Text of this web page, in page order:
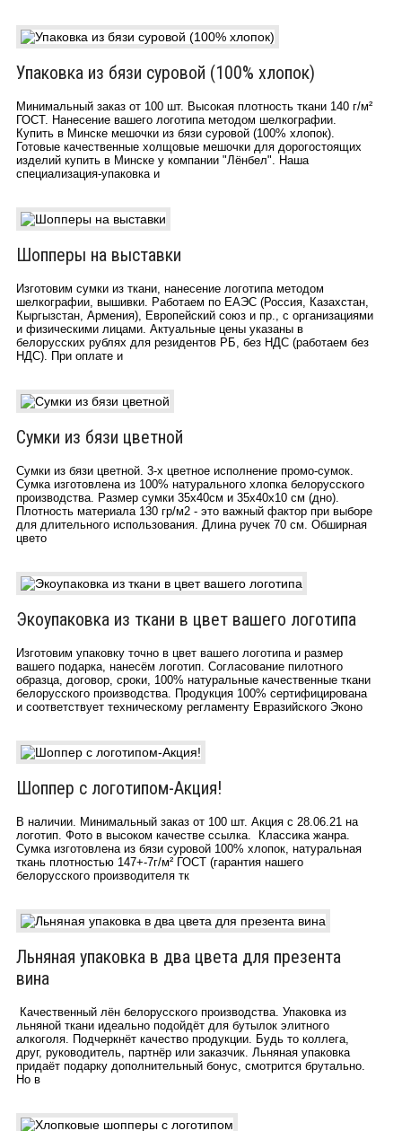
Упаковка из бязи суровой (100% хлопок)
Минимальный заказ от 100 шт. Высокая плотность ткани 140 г/м²
ГОСТ. Нанесение вашего логотипа методом шелкографии.
Купить в Минске мешочки из бязи суровой (100% хлопок).
Готовые качественные холщовые мешочки для дорогостоящих
изделий купить в Минске у компании "Лёнбел". Наша
специализация-упаковка и
Шопперы на выставки
Изготовим сумки из ткани, нанесение логотипа методом
шелкографии, вышивки. Работаем по ЕАЭС (Россия, Казахстан,
Кыргызстан, Армения), Европейский союз и пр., с организациями
и физическими лицами. Актуальные цены указаны в
белорусских рублях для резидентов РБ, без НДС (работаем без
НДС). При оплате и
Сумки из бязи цветной
Сумки из бязи цветной. 3-х цветное исполнение промо-сумок.
Сумка изготовлена из 100% натурального хлопка белорусского
производства. Размер сумки 35х40см и 35х40х10 см (дно).
Плотность материала 130 гр/м2 - это важный фактор при выборе
для длительного использования. Длина ручек 70 см. Обширная
цвето
Экоупаковка из ткани в цвет вашего логотипа
Изготовим упаковку точно в цвет вашего логотипа и размер
вашего подарка, нанесём логотип. Согласование пилотного
образца, договор, сроки, 100% натуральные качественные ткани
белорусского производства. Продукция 100% сертифицирована
и соответствует техническому регламенту Евразийского Эконо
Шоппер с логотипом-Акция!
В наличии. Минимальный заказ от 100 шт. Акция c 28.06.21 на
логотип. Фото в высоком качестве ссылка. Классика жанра.
Сумка изготовлена из бязи суровой 100% хлопок, натуральная
ткань плотностью 147+-7г/м²​ ГОСТ (гарантия нашего
белорусского производителя тк
Льняная упаковка в два цвета для презента
вина
Качественный лён белорусского производства. Упаковка из
льняной ткани идеально подойдёт для бутылок элитного
алкоголя. Подчеркнёт качество продукции. Будь то коллега,
друг, руководитель, партнёр или заказчик. Льняная упаковка
придаёт подарку дополнительный бонус, смотрится брутально.
Но в